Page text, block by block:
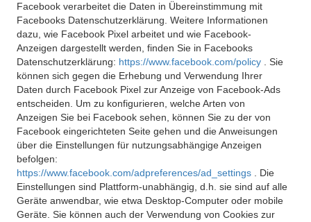
Facebook verarbeitet die Daten in Übereinstimmung mit
Facebooks Datenschutzerklärung. Weitere Informationen
dazu, wie Facebook Pixel arbeitet und wie Facebook-
Anzeigen dargestellt werden, finden Sie in Facebooks
Datenschutzerklärung: https://www.facebook.com/policy
. Sie
können sich gegen die Erhebung und Verwendung Ihrer
Daten durch Facebook Pixel zur Anzeige von Facebook-Ads
entscheiden. Um zu konfigurieren, welche Arten von
Anzeigen Sie bei Facebook sehen, können Sie zu der von
Facebook eingerichteten Seite gehen und die Anweisungen
über die Einstellungen für nutzungsabhängige Anzeigen
befolgen:
https://www.facebook.com/adpreferences/ad_settings
. Die
Einstellungen sind Plattform-unabhängig, d.h. sie sind auf alle
Geräte anwendbar, wie etwa Desktop-Computer oder mobile
Geräte. Sie können auch der Verwendung von Cookies zur